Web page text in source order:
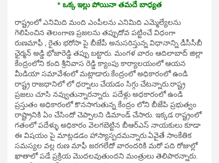
* ఒక్క ఇల్లు పోయినా త‌మ‌దే బాధ్య‌త‌
రాష్ట్రంలో ఎనిమిది మంది ఎంపీల‌ను ఎనిమిది ఎమ్మెల్యేల‌ను
గెలిపించిన తెలంగాణ ప్ర‌జ‌ల‌ను త‌ప్పుదోవ ప‌ట్టించే విధంగా
రుణ‌మాఫీ , రైతు భ‌రోసా పై బీజేపీ అనుస‌రిస్తున్న విధానాన్ని డీసీసీబీ
ఛైర్మ‌న్ అడ్డి భోజారెడ్డి త‌ప్పు బ‌ట్టారు. మంగ‌ళ వారం ఆదిలాబాద్ జిల్లా
కేంద్రంలోని కంది శ్రీ‌నివాస రెడ్డి క్యాంపు కార్యాల‌యంలో ఆయ‌న
మీడియా స‌మావేశంలో మ‌ట్లాడారు.కేంద్రంలో అధికారంలో ఉండి
రాష్ట్ర రాజ‌ధానిలో లో ధ‌ర్నాలు చేయ‌డం సిగ్గు చేట‌న్నారు.రాష్ట్ర
ప్ర‌జ‌లు చూసి న‌వ్వుతున్నార‌న్నారు. ప‌దేళ్లు అధ‌కారంలో ఉండి
ప్ర‌స్తుతం అధికారంలో కొన‌సాగుతున్న కేంద్రం లోని బీజేపి ప్ర‌భుత్వం
రాష్ట్రానికి ఏం చేసిందో చెప్పాల‌ని డిమాండ్ చేసారు. ఇక్క‌డ రాష్ట్రంలో
గతంలో ప‌దేళ్ళు అధికారం వెల‌గ‌బెట్టిన బీఆర్ఎస్ నాయ‌కులు కూడా
ఈ విష‌యం పై మాట్ల‌డ‌డం హాస్యాస్ప‌ద‌మ‌న్నారు.ఏవైతే సాంకేతిక
స‌మ‌స్య‌ల వ‌ల్ల రుణ మాఫీ జ‌ర‌గ‌లేదో వారంద‌రికి మ‌రో ప‌ది రోజుల్లో
ఖాతాలో ప‌డే ప్ర‌క్రియ మొద‌ల‌వుతుంద‌ని మంత్రులు తెలిపార‌న్నారు.